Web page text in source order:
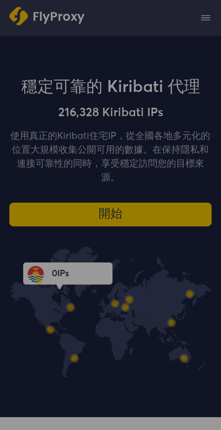
穩定可靠的 Kiribati 代理
216,328 Kiribati IPs
使用真正的Kiribati住宅IP，從全國各地多元化的
位置大規模收集公開可用的數據。在保持隱私和
連接可靠性的同時，享受穩定訪問您的目標來
源。
開始
0IPs